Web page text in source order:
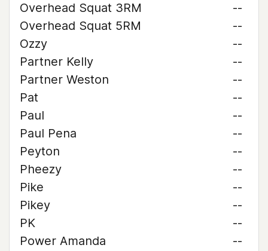
Overhead Squat 3RM
--
Overhead Squat 5RM
--
Ozzy
--
Partner Kelly
--
Partner Weston
--
Pat
--
Paul
--
Paul Pena
--
Peyton
--
Pheezy
--
Pike
--
Pikey
--
PK
--
Power Amanda
--